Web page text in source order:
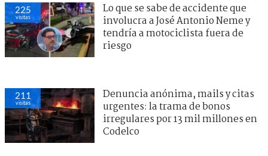
225
visitas
Lo que se sabe de accidente que
involucra a José Antonio Neme y
tendría a motociclista fuera de
riesgo
211
visitas
Denuncia anónima, mails y citas
urgentes: la trama de bonos
irregulares por 13 mil millones en
Codelco